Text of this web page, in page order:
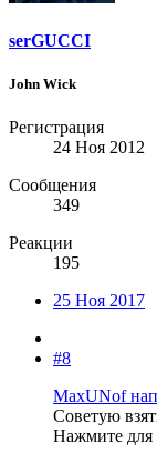
serGUCCI
John Wick
Регистрация
24 Ноя 2012
Сообщения
349
Реакции
195
25 Ноя 2017
#8
MaxUNof
Советую
Нажмите для